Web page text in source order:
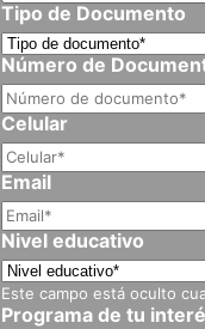
Tipo de Documento
Número de
Celular
Email
Nivel educativo
Este campo está oculto
Programa de tu